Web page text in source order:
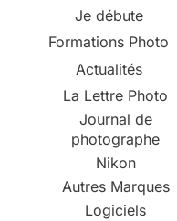
Je débute
Formations Photo
Actualités
La Lettre Photo
Journal de
photographe
Nikon
Autres Marques
Logiciels